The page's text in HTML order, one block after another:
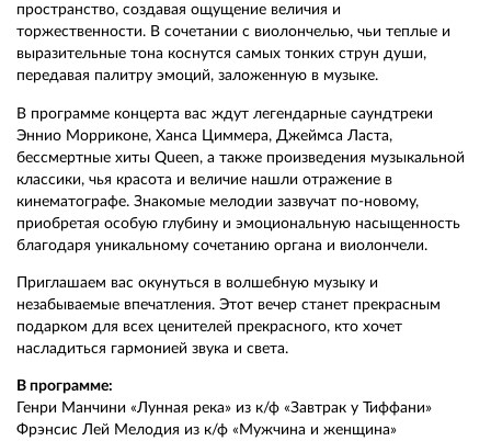
пространство, создавая ощущение величия и
торжественности. В сочетании с виолончелью, чьи теплые и
выразительные тона коснутся самых тонких струн души,
передавая палитру эмоций, заложенную в музыке.
В программе концерта вас ждут легендарные саундтреки
Эннио Морриконе, Ханса Циммера, Джеймса Ласта,
бессмертные хиты Queen, а также произведения музыкальной
классики, чья красота и величие нашли отражение в
кинематографе. Знакомые мелодии зазвучат по-новому,
приобретая особую глубину и эмоциональную насыщенность
благодаря уникальному сочетанию органа и виолончели.
Приглашаем вас окунуться в волшебную музыку и
незабываемые впечатления. Этот вечер станет прекрасным
подарком для всех ценителей прекрасного, кто хочет
насладиться гармонией звука и света.
В программе:
Генри Манчини «Лунная река» из к/ф «Завтрак у Тиффани»
Фрэнсис Лей Мелодия из к/ф «Мужчина и женщина»